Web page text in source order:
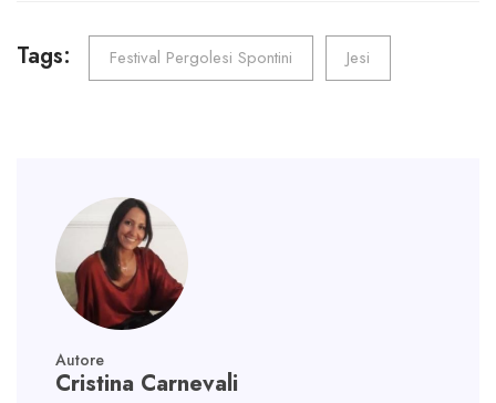
o
ok
tt
er
aile
dI
n
ts
A
p
gr
a
m
Tags: Festival Pergolesi Spontini Jesi
Autore
Cristina Carnevali